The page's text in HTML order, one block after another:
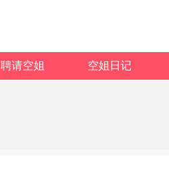
聘请空姐 空姐日记